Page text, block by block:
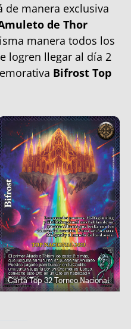
de manera exclusiva
de Thor
manera todos los
logren llegar al día 2
Bifrost Top
Carta Top 32 Torneo Nacional